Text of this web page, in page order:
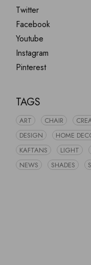
Twitter
Facebook
Youtube
Instagram
Pinterest
TAGS
ART CHAIR
DESIGN
HOME
KAFTANS
LIGHT
NEWS
SHADES